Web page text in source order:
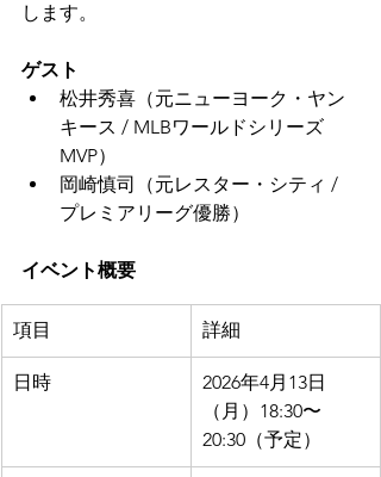
します。
ゲスト
松井秀喜（元ニューヨーク・ヤン
キース / MLBワールドシリーズ
MVP）
岡崎慎司（元レスター・シティ /
プレミアリーグ優勝）
イベント概要
項目 詳細
日時
2026年4月13日
（月）18:30〜
20:30（予定）